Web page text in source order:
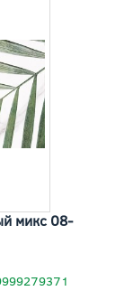
микс 08-